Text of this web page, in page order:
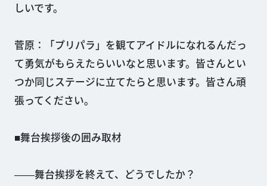
しいです。
菅原：「プリパラ」を観てアイドルになれるんだっ
て勇気がもらえたらいいなと思います。皆さんとい
つか同じステージに立てたらと思います。皆さん頑
張ってください。
■舞台挨拶後の囲み取材
――舞台挨拶を終えて、どうでしたか？